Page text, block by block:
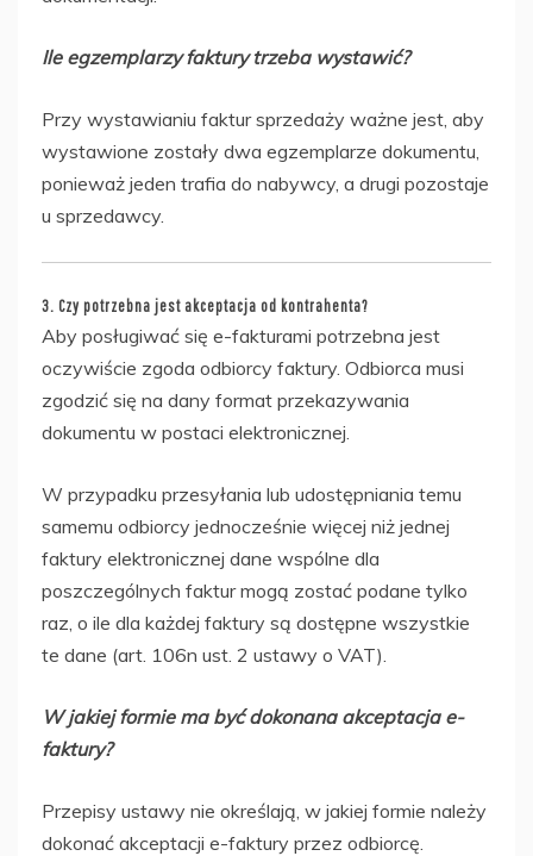
Ile egzemplarzy faktury trzeba wystawić?
Przy wystawianiu faktur sprzedaży ważne jest, aby
wystawione zostały dwa egzemplarze dokumentu,
ponieważ jeden trafia do nabywcy, a drugi pozostaje
u sprzedawcy.
3. Czy potrzebna jest akceptacja od kontrahenta?
Aby posługiwać się e-fakturami potrzebna jest
oczywiście zgoda odbiorcy faktury. Odbiorca musi
zgodzić się na dany format przekazywania
dokumentu w postaci elektronicznej.
W przypadku przesyłania lub udostępniania temu
samemu odbiorcy jednocześnie więcej niż jednej
faktury elektronicznej dane wspólne dla
poszczególnych faktur mogą zostać podane tylko
raz, o ile dla każdej faktury są dostępne wszystkie
te dane (art. 106n ust. 2 ustawy o VAT).
W jakiej formie ma być dokonana akceptacja e-
faktury?
Przepisy ustawy nie określają, w jakiej formie należy
dokonać akceptacji e-faktury przez odbiorcę.